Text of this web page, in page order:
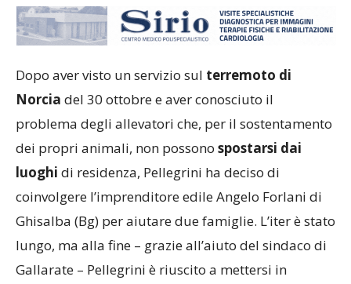
Dopo aver visto un servizio sul terremoto di
Norcia del 30 ottobre e aver conosciuto il
problema degli allevatori che, per il sostentamento
dei propri animali, non possono spostarsi dai
luoghi di residenza, Pellegrini ha deciso di
coinvolgere l’imprenditore edile Angelo Forlani di
Ghisalba (Bg) per aiutare due famiglie. L’iter è stato
lungo, ma alla fine – grazie all’aiuto del sindaco di
Gallarate – Pellegrini è riuscito a mettersi in